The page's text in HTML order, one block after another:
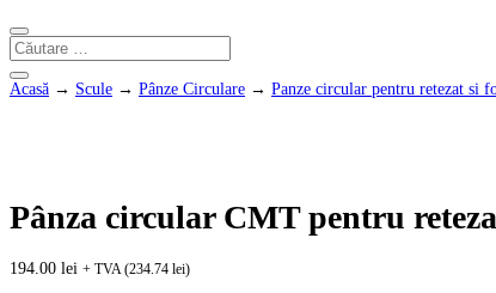
Acasă → Scule → Pânze Circulare → Panze circular pentru retezat si
Pânza circular CMT pentru
194.00 lei + TVA (234.74 lei)